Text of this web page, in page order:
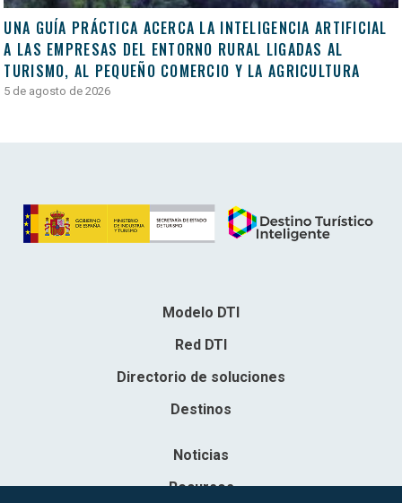
UNA GUÍA PRÁCTICA ACERCA LA INTELIGENCIA ARTIFICIAL
A LAS EMPRESAS DEL ENTORNO RURAL LIGADAS AL
TURISMO, AL PEQUEÑO COMERCIO Y LA AGRICULTURA
5 de agosto de 2026
Modelo DTI
Red DTI
Directorio de soluciones
Destinos
Noticias
Recursos